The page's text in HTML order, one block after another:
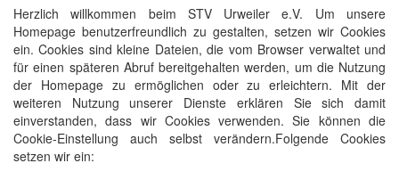
Herzlich willkommen beim STV Urweiler e.V. Um unsere
Homepage benutzerfreundlich zu gestalten, setzen wir Cookies
ein. Cookies sind kleine Dateien, die vom Browser verwaltet und
für einen späteren Abruf bereitgehalten werden, um die Nutzung
der Homepage zu ermöglichen oder zu erleichtern. Mit der
weiteren Nutzung unserer Dienste erklären Sie sich damit
einverstanden, dass wir Cookies verwenden. Sie können die
Cookie-Einstellung auch selbst verändern.Folgende Cookies
setzen wir ein: